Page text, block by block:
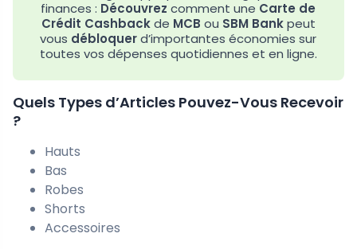
finances : Découvrez comment une Carte de
Crédit Cashbackde MCB ou SBM Bankpeut
vous débloquerd’importantes économies sur
toutes vos dépenses quotidiennes et en ligne.
Quels Types d’Articles Pouvez-Vous Recevoir
?
Hauts
Bas
Robes
Shorts
Accessoires